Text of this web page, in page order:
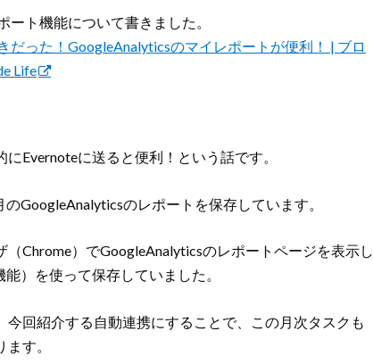
ト機能について書きました。
だった！GoogleAnalyticsのマイレポートが便利！ | ブロ
Life
Evernoteに送ると便利！という話です。
GoogleAnalyticsのレポートを保存しています。
Chrome）でGoogleAnalyticsのレポートページを表示し
）を使って保存していました。
今回紹介する自動連携にすることで、この月次タスクも
す。